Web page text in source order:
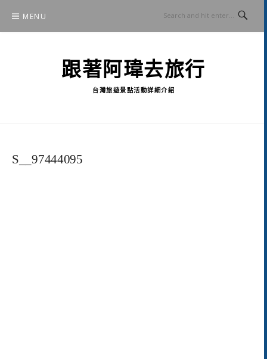
content
MENU
跟著阿瑋去旅行
台灣旅遊景點活動詳細介紹
S__97444095